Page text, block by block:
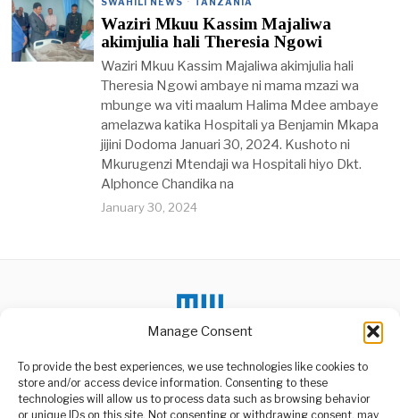
Manage Consent
To provide the best experiences, we use technologies like cookies to
store and/or access device information. Consenting to these
technologies will allow us to process data such as browsing behavior
or unique IDs on this site. Not consenting or withdrawing consent, may
Waziri Mkuu Kassim Majaliwa
akimjulia hali Theresia Ngowi
Waziri Mkuu Kassim Majaliwa akimjulia hali
Theresia Ngowi ambaye ni mama mzazi wa
mbunge wa viti maalum Halima Mdee ambaye
amelazwa katika Hospitali ya Benjamin Mkapa
jijini Dodoma Januari 30, 2024. Kushoto ni
Mkurugenzi Mtendaji wa Hospitali hiyo Dkt.
Alphonce Chandika na
January 30, 2024